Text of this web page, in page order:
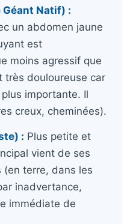
Géant Natif) :
un abdomen jaune
est
moins agressif que
très douloureuse car
importante. Il
creux, cheminées).
: Plus petite et
vient de ses
(en terre, dans les
inadvertance,
immédiate de